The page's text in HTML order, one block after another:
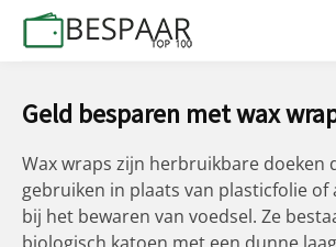
Geld besparen met wax
Wax wraps zijn herbruikbare doeken
gebruiken in plaats van plasticfolie
bij het bewaren van voedsel. Ze